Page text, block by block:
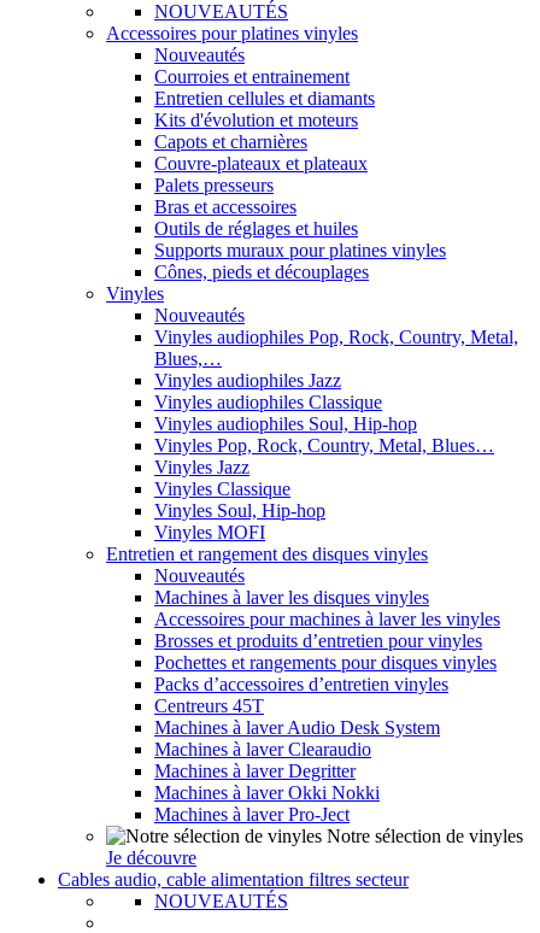
NOUVEAUTÉS
Accessoires pour platines vinyles
Nouveautés
Courroies et entrainement
Entretien cellules et diamants
Kits d'évolution et moteurs
Capots et charnières
Couvre-plateaux et plateaux
Palets presseurs
Bras et accessoires
Outils de réglages et huiles
Supports muraux pour platines vinyles
Cônes, pieds et découplages
Vinyles
Nouveautés
Vinyles audiophiles Pop, Rock, Country, Metal,
Blues,…
Vinyles audiophiles Jazz
Vinyles audiophiles Classique
Vinyles audiophiles Soul, Hip-hop
Vinyles Pop, Rock, Country, Metal, Blues…
Vinyles Jazz
Vinyles Classique
Vinyles Soul, Hip-hop
Vinyles MOFI
Entretien et rangement des disques vinyles
Nouveautés
Machines à laver les disques vinyles
Accessoires pour machines à laver les vinyles
Brosses et produits d’entretien pour vinyles
Pochettes et rangements pour disques vinyles
Packs d’accessoires d’entretien vinyles
Centreurs 45T
Machines à laver Audio Desk System
Machines à laver Clearaudio
Machines à laver Degritter
Machines à laver Okki Nokki
Machines à laver Pro-Ject
Notre sélection de vinyles
Je découvre
Cables audio, cable alimentation filtres secteur
NOUVEAUTÉS